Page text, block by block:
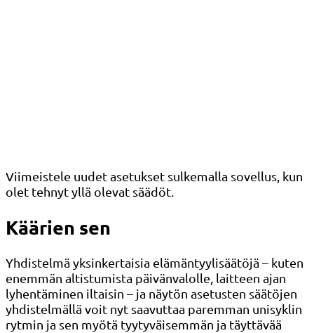
Viimeistele uudet asetukset sulkemalla sovellus, kun
olet tehnyt yllä olevat säädöt.
Käärien sen
Yhdistelmä yksinkertaisia ​​elämäntyylisäätöjä – kuten
enemmän altistumista päivänvalolle, laitteen ajan
lyhentäminen iltaisin – ja näytön asetusten säätöjen
yhdistelmällä voit nyt saavuttaa paremman unisyklin
rytmin ja sen myötä tyytyväisemmän ja täyttävää